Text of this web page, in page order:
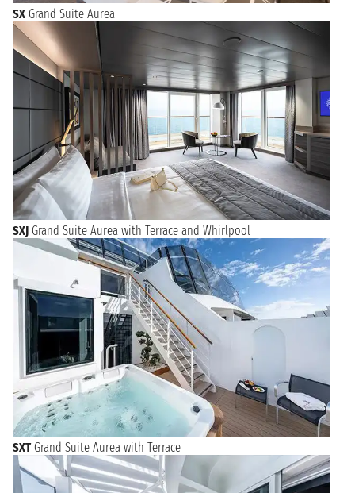
SX Grand Suite Aurea
SXJ Grand Suite Aurea with Terrace and Whirlpool
SXT Grand Suite Aurea with Terrace